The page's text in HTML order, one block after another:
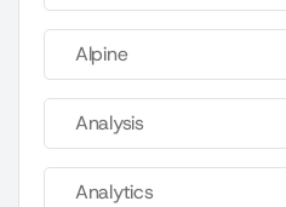
Alpine
Analysis
Analytics